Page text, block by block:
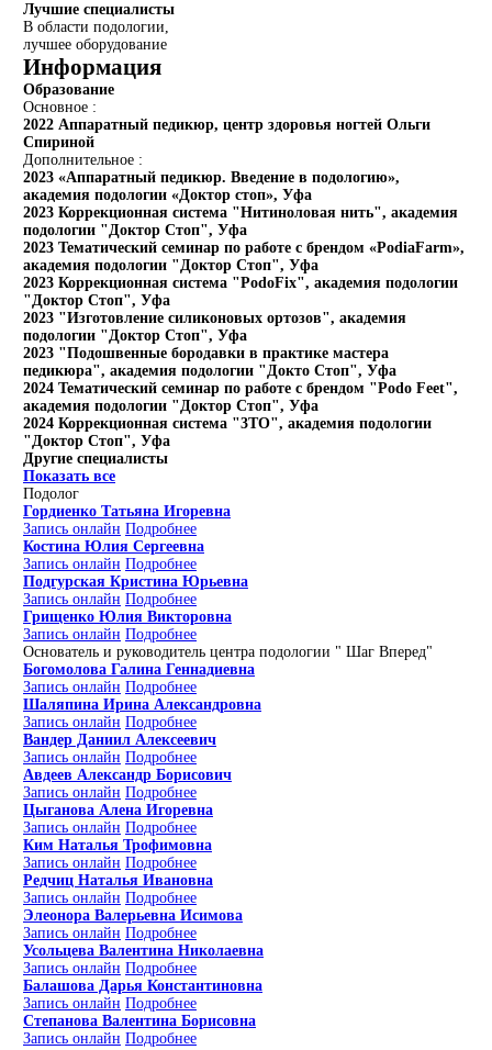
Лучшие специалисты
В области подологии,
лучшее оборудование
Информация
Образование
Основное :
2022 Аппаратный педикюр, центр здоровья ногтей Ольги
Спириной
Дополнительное :
2023 «Аппаратный педикюр. Введение в подологию»,
академия подологии «Доктор стоп», Уфа
2023 Коррекционная система "Нитиноловая нить", академия
подологии "Доктор Стоп", Уфа
2023 Тематический семинар по работе с брендом «PodiaFarm»,
академия подологии "Доктор Стоп", Уфа
2023 Коррекционная система "PodoFix", академия подологии
"Доктор Стоп", Уфа
2023 "Изготовление силиконовых ортозов", академия
подологии "Доктор Стоп", Уфа
2023 "Подошвенные бородавки в практике мастера
педикюра", академия подологии "Докто Стоп", Уфа
2024 Тематический семинар по работе с брендом "Podo Feet",
академия подологии "Доктор Стоп", Уфа
2024 Коррекционная система "3ТО", академия подологии
"Доктор Стоп", Уфа
Другие специалисты
Показать все
Подолог
Гордиенко Татьяна Игоревна
Запись онлайн Подробнее
Костина Юлия Сергеевна
Запись онлайн Подробнее
Подгурская Кристина Юрьевна
Запись онлайн Подробнее
Грищенко Юлия Викторовна
Запись онлайн Подробнее
Основатель и руководитель центра подологии " Шаг Вперед"
Богомолова Галина Геннадиевна
Запись онлайн Подробнее
Шаляпина Ирина Александровна
Запись онлайн Подробнее
Вандер Даниил Алексеевич
Запись онлайн Подробнее
Авдеев Александр Борисович
Запись онлайн Подробнее
Цыганова Алена Игоревна
Запись онлайн Подробнее
Ким Наталья Трофимовна
Запись онлайн Подробнее
Редчиц Наталья Ивановна
Запись онлайн Подробнее
Элеонора Валерьевна Исимова
Запись онлайн Подробнее
Усольцева Валентина Николаевна
Запись онлайн Подробнее
Балашова Дарья Константиновна
Запись онлайн Подробнее
Степанова Валентина Борисовна
Запись онлайн Подробнее